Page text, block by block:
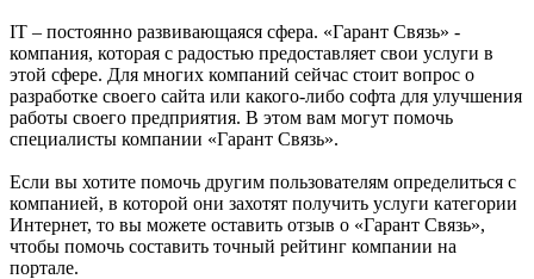
IT – постоянно развивающаяся сфера. «Гарант Связь» -
компания, которая с радостью предоставляет свои услуги в
этой сфере. Для многих компаний сейчас стоит вопрос о
разработке своего сайта или какого-либо софта для улучшения
работы своего предприятия. В этом вам могут помочь
специалисты компании «Гарант Связь».
Если вы хотите помочь другим пользователям определиться с
компанией, в которой они захотят получить услуги категории
Интернет, то вы можете оставить отзыв о «Гарант Связь»,
чтобы помочь составить точный рейтинг компании на
портале.